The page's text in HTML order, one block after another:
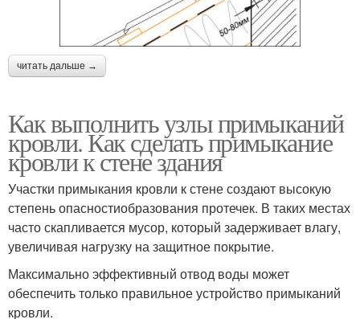
читать дальше →
Как выполнить узлы примыканий
кровли. Как сделать примыкание
кровли к стене здания
Участки примыкания кровли к стене создают высокую
степень опасностиобразования протечек. В таких местах
часто скапливается мусор, который задерживает влагу,
увеличивая нагрузку на защитное покрытие.
Максимально эффективный отвод воды может
обеспечить только правильное устройство примыканий
кровли.